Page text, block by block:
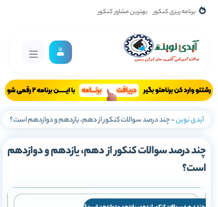
برنامه ریزی کنکور بهترین مشاور کنکور
آیدی نوین-چند درصد سوالات کنکور از دهم، یازدهم و دوازدهم است؟
چند درصد سوالات کنکور از دهم، یازدهم و دوازدهم
است؟